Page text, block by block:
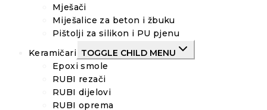
Mješači
Miješalice za beton i žbuku
Pištolji za silikon i PU pjenu
Keramičari TOGGLE CHILD MENU
Epoxi smole
RUBI rezači
RUBI dijelovi
RUBI oprema